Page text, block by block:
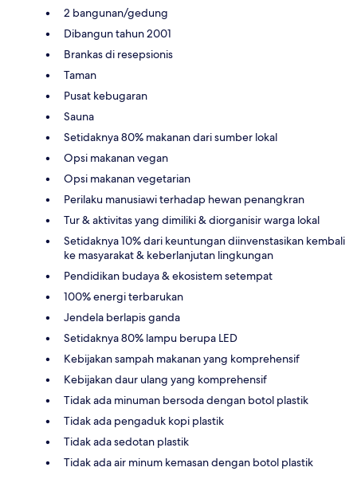
2 bangunan/gedung
Dibangun tahun 2001
Brankas di resepsionis
Taman
Pusat kebugaran
Sauna
Setidaknya 80% makanan dari sumber lokal
Opsi makanan vegan
Opsi makanan vegetarian
Perilaku manusiawi terhadap hewan penangkran
Tur & aktivitas yang dimiliki & diorganisir warga lokal
Setidaknya 10% dari keuntungan diinvenstasikan kembali
ke masyarakat & keberlanjutan lingkungan
Pendidikan budaya & ekosistem setempat
100% energi terbarukan
Jendela berlapis ganda
Setidaknya 80% lampu berupa LED
Kebijakan sampah makanan yang komprehensif
Kebijakan daur ulang yang komprehensif
Tidak ada minuman bersoda dengan botol plastik
Tidak ada pengaduk kopi plastik
Tidak ada sedotan plastik
Tidak ada air minum kemasan dengan botol plastik